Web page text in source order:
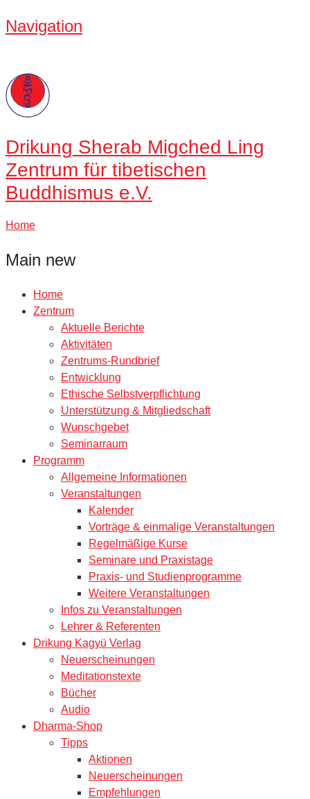
Navigation
Drikung Sherab Migched Ling
Zentrum für tibetischen
Buddhismus e.V.
Home
Main new
Home
Zentrum
Aktuelle Berichte
Aktivitäten
Zentrums-Rundbrief
Entwicklung
Ethische Selbstverpflichtung
Unterstützung & Mitgliedschaft
Wunschgebet
Seminarraum
Programm
Allgemeine Informationen
Veranstaltungen
Kalender
Vorträge & einmalige Veranstaltungen
Regelmäßige Kurse
Seminare und Praxistage
Praxis- und Studienprogramme
Weitere Veranstaltungen
Infos zu Veranstaltungen
Lehrer & Referenten
Drikung Kagyü Verlag
Neuerscheinungen
Meditationstexte
Bücher
Audio
Dharma-Shop
Tipps
Aktionen
Neuerscheinungen
Empfehlungen